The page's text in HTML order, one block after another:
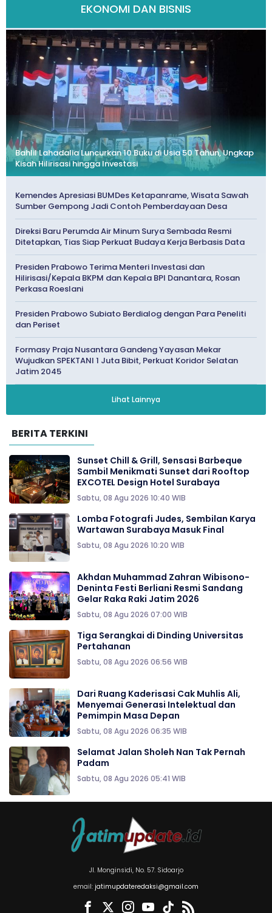
EKONOMI DAN BISNIS
Bahlil Lahadalia Luncurkan 10 Buku di Usia 50 Tahun, Ungkap
Kisah Hilirisasi hingga Investasi
Kemendes Apresiasi BUMDes Ketapanrame, Wisata Sawah
Sumber Gempong Jadi Contoh Pemberdayaan Desa
Direksi Baru Perumda Air Minum Surya Sembada Resmi
Ditetapkan, Tias Siap Perkuat Budaya Kerja Berbasis Data
Presiden Prabowo Terima Menteri Investasi dan
Hilirisasi/Kepala BKPM dan Kepala BPI Danantara, Rosan
Perkasa Roeslani
Presiden Prabowo Subiato Berdialog dengan Para Peneliti
dan Periset
Formasy Praja Nusantara Gandeng Yayasan Mekar
Wujudkan SPEKTANI 1 Juta Bibit, Perkuat Koridor Selatan
Jatim 2045
Lihat Lainnya
BERITA TERKINI
Sunset Chill & Grill, Sensasi Barbeque
Sambil Menikmati Sunset dari Rooftop
EXCOTEL Design Hotel Surabaya
Sabtu, 08 Agu 2026 10:40 WIB
Lomba Fotografi Judes, Sembilan Karya
Wartawan Surabaya Masuk Final
Sabtu, 08 Agu 2026 10:20 WIB
Akhdan Muhammad Zahran Wibisono-
Deninta Festi Berliani Resmi Sandang
Gelar Raka Raki Jatim 2026
Sabtu, 08 Agu 2026 07:00 WIB
Tiga Serangkai di Dinding Universitas
Pertahanan
Sabtu, 08 Agu 2026 06:56 WIB
Dari Ruang Kaderisasi Cak Muhlis Ali,
Menyemai Generasi Intelektual dan
Pemimpin Masa Depan
Sabtu, 08 Agu 2026 06:35 WIB
Selamat Jalan Sholeh Nan Tak Pernah
Padam
Sabtu, 08 Agu 2026 05:41 WIB
Jl. Monginsidi, No. 57. Sidoarjo
email: jatimupdateredaksi@gmail.com